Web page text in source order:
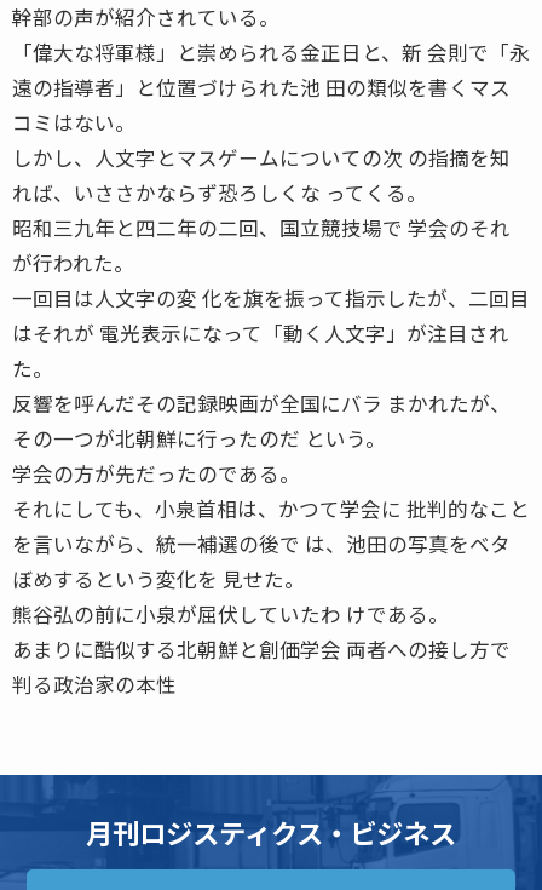
幹部の声が紹介されている。
「偉大な将軍様」と崇められる金正日と、新 会則で「永
遠の指導者」と位置づけられた池 田の類似を書くマス
コミはない。
しかし、人文字とマスゲームについての次 の指摘を知
れば、いささかならず恐ろしくな ってくる。
昭和三九年と四二年の二回、国立競技場で 学会のそれ
が行われた。
一回目は人文字の変 化を旗を振って指示したが、二回目
はそれが 電光表示になって「動く人文字」が注目され
た。
反響を呼んだその記録映画が全国にバラ まかれたが、
その一つが北朝鮮に行ったのだ という。
学会の方が先だったのである。
それにしても、小泉首相は、かつて学会に 批判的なこと
を言いながら、統一補選の後で は、池田の写真をベタ
ぼめするという変化を 見せた。
熊谷弘の前に小泉が屈伏していたわ けである。
あまりに酷似する北朝鮮と創価学会 両者への接し方で
判る政治家の本性
月刊ロジスティクス・ビジネス